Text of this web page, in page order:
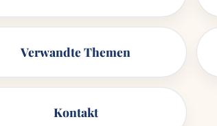
Verwandte Themen
Kontakt